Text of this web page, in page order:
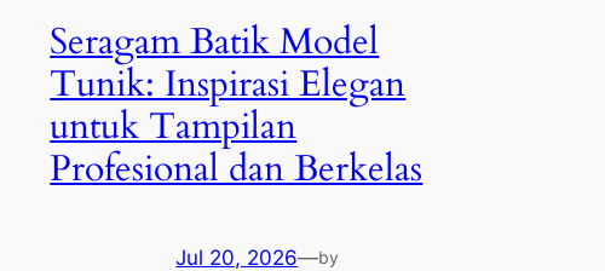
Seragam Batik Model
Tunik: Inspirasi Elegan
untuk Tampilan
Profesional dan Berkelas
Jul 20, 2026—by